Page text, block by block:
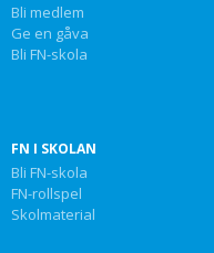
Bli medlem
Ge en gåva
Bli FN-skola
FN I SKOLAN
Bli FN-skola
FN-rollspel
Skolmaterial